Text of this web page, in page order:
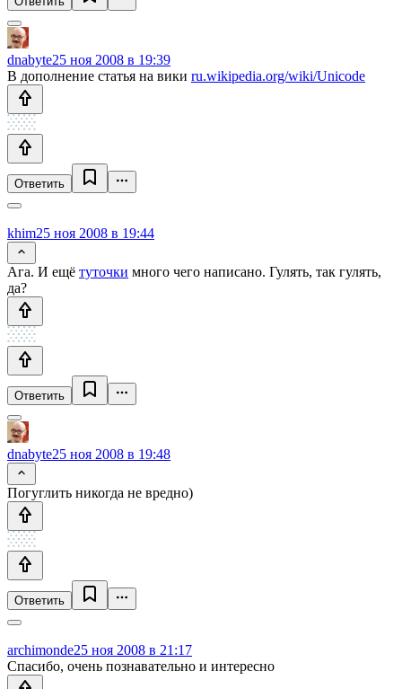
dnabyte25 ноя 2008 в 19:39
В дополнение статья на вики ru.wikipedia.org/wiki/Unicode
Ответить
khim25 ноя 2008 в 19:44
Ага. И ещё туточки много чего написано. Гулять, так гулять,
да?
Ответить
dnabyte25 ноя 2008 в 19:48
Погуглить никогда не вредно)
Ответить
archimonde25 ноя 2008 в 21:17
Спасибо, очень познавательно и интересно